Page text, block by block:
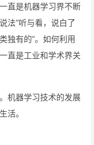
直是机器学习界不断
法“听与看，说白了
独有的”。如何利用
直是工业和学术界关
机器学习技术的发展
活。